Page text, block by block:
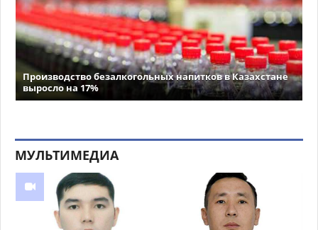
Производство безалкогольных напитков в Казахстане
выросло на 17%
МУЛЬТИМЕДИА